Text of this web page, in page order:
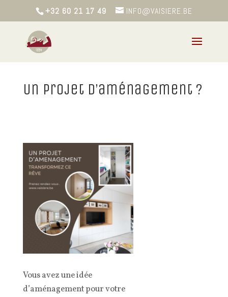
+32 60 21 17 49 INFO@VAISIERE.BE
Un projet d’aménagement ?
Vous avez une idée
d’aménagement pour votre